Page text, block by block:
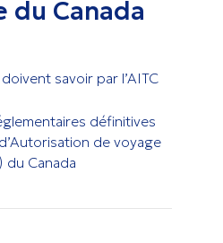
Canada
savoir par l’AITC
définitives
de voyage
du Canada